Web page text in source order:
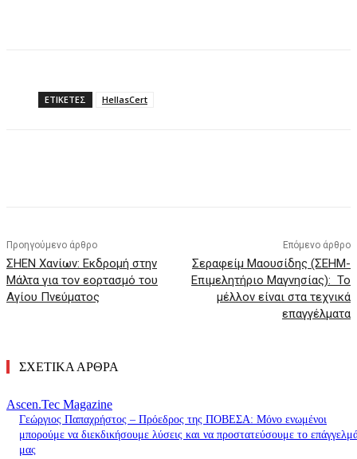
ΕΤΙΚΕΤΕΣ HellasCert
Προηγούμενο άρθρο
ΣΗΕΝ Χανίων: Εκδρομή στην
Μάλτα για τον εορτασμό του
Αγίου Πνεύματος
Επόμενο άρθρο
Σεραφείμ Μαουσίδης (ΣΕΗΜ-
Επιμελητήριο Μαγνησίας): Το
μέλλον είναι στα τεχνικά
επαγγέλματα
ΣΧΕΤΙΚΑ ΑΡΘΡΑ
Ascen.Tec Magazine
Γεώργιος Παπαχρήστος – Πρόεδρος της ΠΟΒΕΣΑ: Μόνο ενωμένοι
μπορούμε να διεκδικήσουμε λύσεις και να προστατεύσουμε το
μας